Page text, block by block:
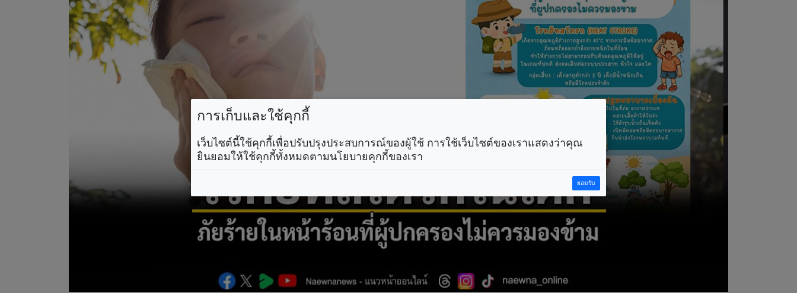
การเก็บและใช้คุกกี้
เว็บไซต์นี้ใช้คุกกี้เพื่อปรับปรุงประสบการณ์ของผู้ใช้ การใช้เว็บไซต์ของเราแสดงว่าคุณ
ยินยอมให้ใช้คุกกี้ทั้งหมดตามนโยบายคุกกี้ของเรา
ยอมรับ